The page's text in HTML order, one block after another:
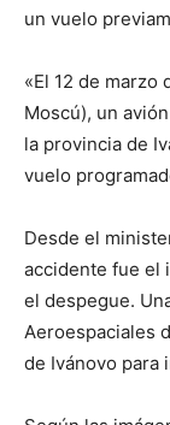
un vuelo
«El 12 de marzo
Moscú), un
la provincia de
vuelo
Desde el
accidente fue el
el despegue.
Aeroespaciales
de Ivánovo para